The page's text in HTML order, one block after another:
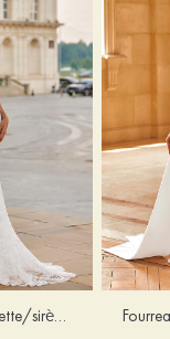
Bohème trumpette/sirène col en v dentelle traîne balayage robe de mariée